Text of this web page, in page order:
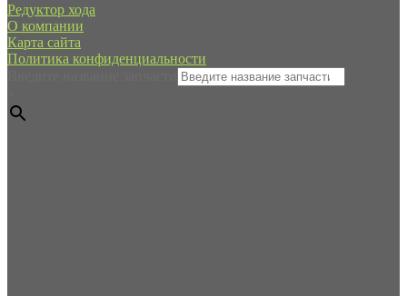
Редуктор хода
О компании
Карта сайта
Политика конфиденциальности